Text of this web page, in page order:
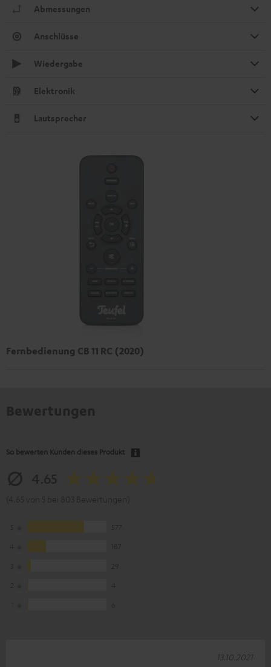
Abmessungen
Anschlüsse
Wiedergabe
Elektronik
Lautsprecher
Fernbedienung CB 11 RC (2020)
So bewerten Kunden dieses Produkt
13.10.2021